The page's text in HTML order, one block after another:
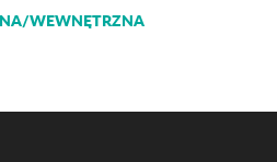
WEWNĘTRZNA